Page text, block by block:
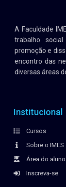
A Faculdade
trabalho
promoção e
encontro das
Cursos
Sobre o IMES
Área do aluno